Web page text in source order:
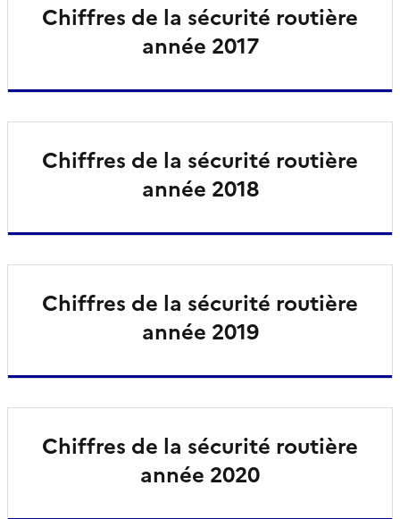
Chiffres de la sécurité routière
année 2017
Chiffres de la sécurité routière
année 2018
Chiffres de la sécurité routière
année 2019
Chiffres de la sécurité routière
année 2020